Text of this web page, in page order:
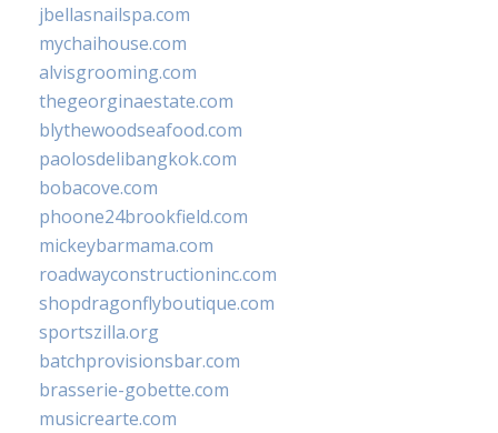
jbellasnailspa.com
mychaihouse.com
alvisgrooming.com
thegeorginaestate.com
blythewoodseafood.com
paolosdelibangkok.com
bobacove.com
phoone24brookfield.com
mickeybarmama.com
roadwayconstructioninc.com
shopdragonflyboutique.com
sportszilla.org
batchprovisionsbar.com
brasserie-gobette.com
musicrearte.com